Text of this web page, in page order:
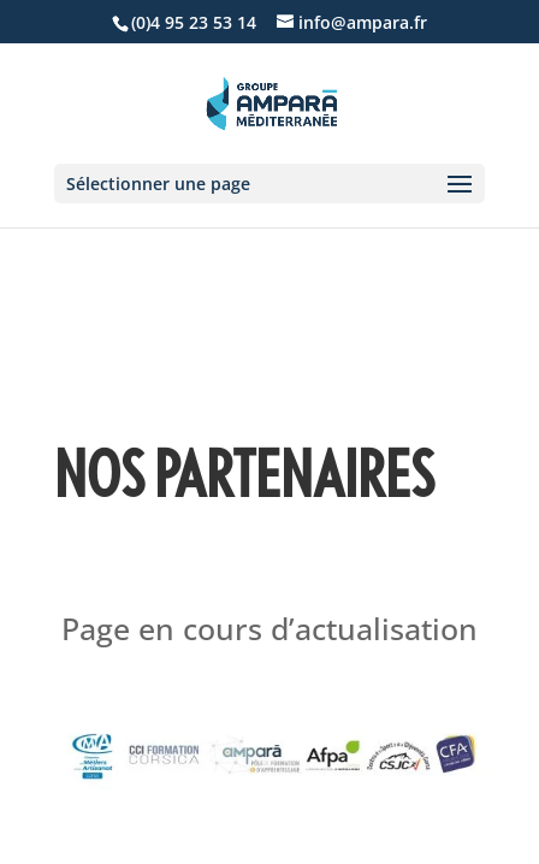
(0)4 95 23 53 14 info@ampara.fr
Sélectionner une page
NOS PARTENAIRES
Page en cours d’actualisation